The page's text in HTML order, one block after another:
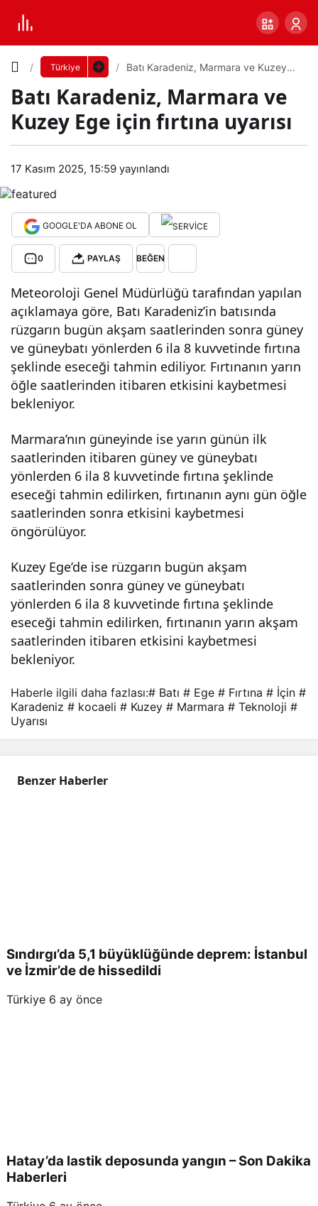
Türkiye
Batı Karadeniz, Marmara ve Kuzey
Batı Karadeniz, Marmara ve
Kuzey Ege için fırtına uyarısı
17 Kasım 2025, 15:59 yayınlandı
GOOGLE'DA ABONE OL
0 PAYLAŞ BEĞEN
Meteoroloji Genel Müdürlüğü tarafından yapılan
açıklamaya göre, Batı Karadeniz’in batısında
rüzgarın bugün akşam saatlerinden sonra güney
ve güneybatı yönlerden 6 ila 8 kuvvetinde fırtına
şeklinde eseceği tahmin ediliyor. Fırtınanın yarın
öğle saatlerinden itibaren etkisini kaybetmesi
bekleniyor.
Marmara’nın güneyinde ise yarın günün ilk
saatlerinden itibaren güney ve güneybatı
yönlerden 6 ila 8 kuvvetinde fırtına şeklinde
eseceği tahmin edilirken, fırtınanın aynı gün öğle
saatlerinden sonra etkisini kaybetmesi
öngörülüyor.
Kuzey Ege’de ise rüzgarın bugün akşam
saatlerinden sonra güney ve güneybatı
yönlerden 6 ila 8 kuvvetinde fırtına şeklinde
eseceği tahmin edilirken, fırtınanın yarın akşam
saatlerinden itibaren etkisini kaybetmesi
bekleniyor.
Batı
ade
niz,
Mar
mar
a ve
ey
Ege
için
fırtı
uyar
ısı
Yazı
Boyutunu
Ayarla
Küçük 100% Dev
Varsayılana
dön
Haberle ilgili daha fazlası:# Batı # Ege # Fırtına # İçin #
Karadeniz # kocaeli # Kuzey # Marmara # Teknoloji #
Uyarısı
Benzer Haberler
Sındırgı’da 5,1 büyüklüğünde deprem: İstanbul
ve İzmir’de de hissedildi
Türkiye 6 ay önce
Hatay’da lastik deposunda yangın – Son Dakika
Haberleri